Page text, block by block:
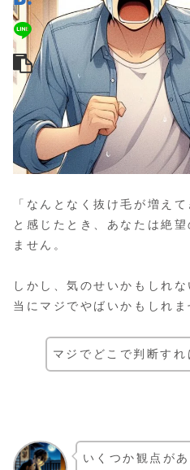
「なんとなく抜け毛が増え
と感じたとき、あなたは絶
ません。
しかし、気のせいかもしれ
当にマジでやばいかもしれま
マジでどこで判断すれ
いくつか観点が